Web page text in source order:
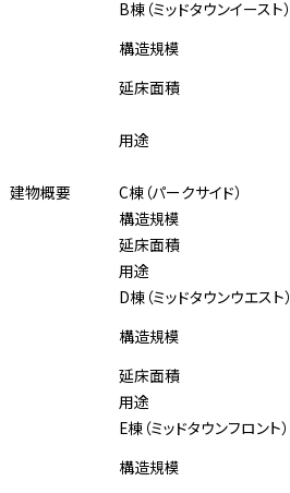
建物概要
B棟（ミッドタウンイースト）
構造規模
延床面積
用途
C棟（パークサイド）
構造規模
延床面積
用途
D棟（ミッドタウンウエスト）
構造規模
延床面積
用途
E棟（ミッドタウンフロント）
構造規模